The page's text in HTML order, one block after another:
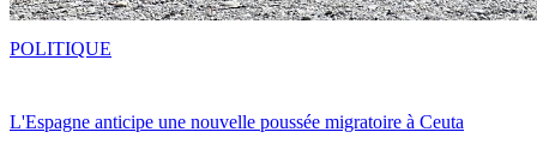
L'Espagne anticipe une nouvelle poussée migratoire à Ceuta
POLITIQUE